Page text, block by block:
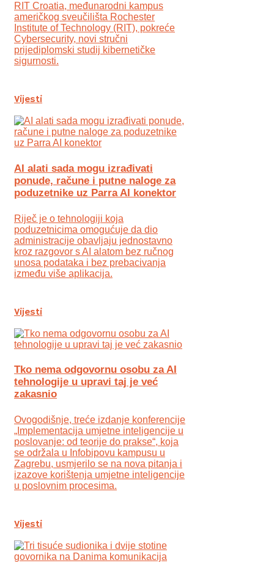
RIT Croatia, međunarodni kampus
američkog sveučilišta Rochester
Institute of Technology (RIT), pokreće
Cybersecurity, novi stručni
prijediplomski studij kibernetičke
sigurnosti.
Vijesti
AI alati sada mogu izrađivati
ponude, račune i putne naloge za
poduzetnike uz Parra AI konektor
Riječ je o tehnologiji koja
poduzetnicima omogućuje da dio
administracije obavljaju jednostavno
kroz razgovor s AI alatom bez ručnog
unosa podataka i bez prebacivanja
između više aplikacija.
Vijesti
Tko nema odgovornu osobu za AI
tehnologije u upravi taj je već
zakasnio
Ovogodišnje, treće izdanje konferencije
„Implementacija umjetne inteligencije u
poslovanje: od teorije do prakse“, koja
se održala u Infobipovu kampusu u
Zagrebu, usmjerilo se na nova pitanja i
izazove korištenja umjetne inteligencije
u poslovnim procesima.
Vijesti